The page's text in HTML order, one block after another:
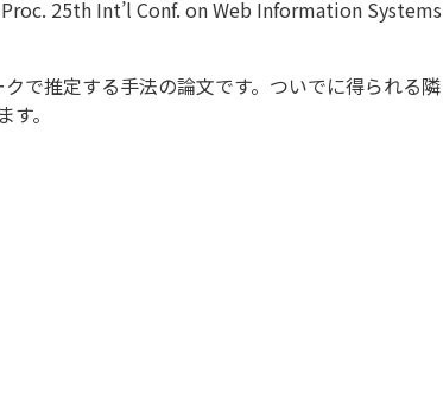
Proc. 25th Int’l Conf. on Web Information Systems
で推定する手法の論文です。ついでに得られる隣
。